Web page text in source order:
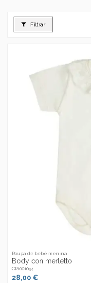
Filtrar
Roupa de bebé menina
Body con merletto
CR1001094
28,00 €